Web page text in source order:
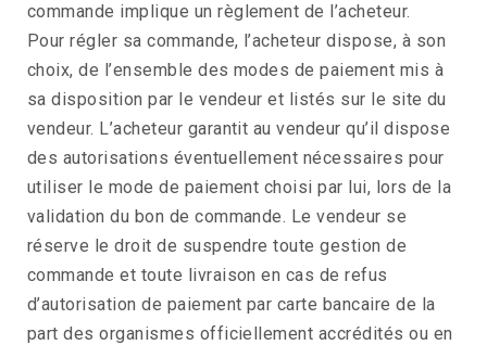
commande implique un règlement de l’acheteur.
Pour régler sa commande, l’acheteur dispose, à son
choix, de l’ensemble des modes de paiement mis à
sa disposition par le vendeur et listés sur le site du
vendeur. L’acheteur garantit au vendeur qu’il dispose
des autorisations éventuellement nécessaires pour
utiliser le mode de paiement choisi par lui, lors de la
validation du bon de commande. Le vendeur se
réserve le droit de suspendre toute gestion de
commande et toute livraison en cas de refus
d’autorisation de paiement par carte bancaire de la
part des organismes officiellement accrédités ou en